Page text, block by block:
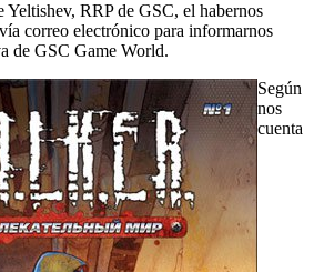
Yeltishev, RRP de GSC, el habernos
correo electrónico para informarnos
de GSC Game World.
Según
nos
cuenta